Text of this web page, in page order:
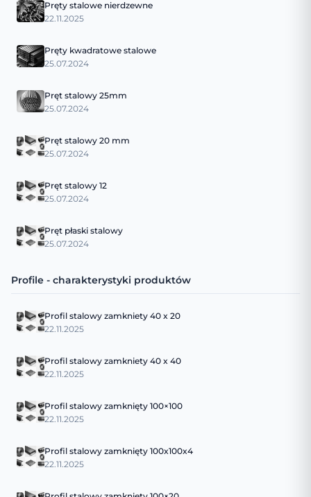
Pręty stalowe nierdzewne
22.11.2025
Pręty kwadratowe stalowe
25.07.2024
Pręt stalowy 25mm
25.07.2024
Pręt stalowy 20 mm
25.07.2024
Pręt stalowy 12
25.07.2024
Pręt płaski stalowy
25.07.2024
Profile - charakterystyki produktów
Profil stalowy zamkniety 40 x 20
22.11.2025
Profil stalowy zamkniety 40 x 40
22.11.2025
Profil stalowy zamknięty 100×100
22.11.2025
Profil stalowy zamknięty 100x100x4
22.11.2025